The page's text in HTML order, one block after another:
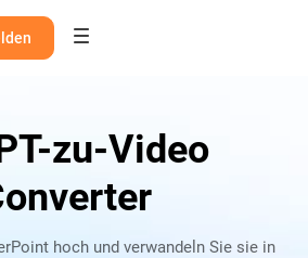
zu-Video
hoch und verwandeln Sie sie in